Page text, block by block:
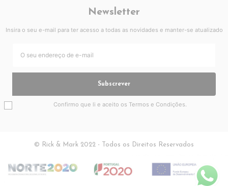
Newsletter
Insira o seu e-mail para ter acesso a todas as novidades e manter-se atualizado
Subscrever
Confirmo que li e aceito os Termos e Condições.
© Rick & Mark 2022 - Todos os Direitos Reservados